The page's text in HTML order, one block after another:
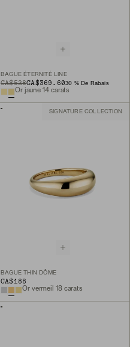
BAGUE ÉTERNITÉ LINE
ORIGINAL PRICE
CA$528
SALE PRICECA$369.6030 % De Rabais
Or jaune 14 carats
SIGNATURE COLLECTION
BAGUE THIN DÔME
CA$188
Or vermeil 18 carats